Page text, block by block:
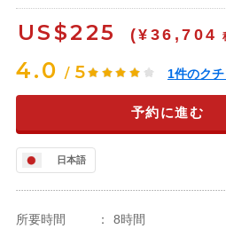
US$225 (¥36,704
4.0 / 5 1件のク
予約に進む
日本語
所要時間 ：
8時間